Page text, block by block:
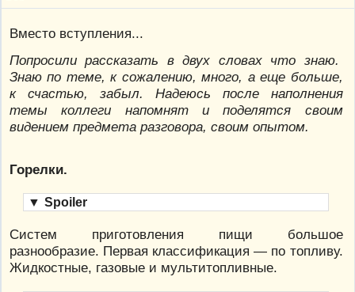
Вместо вступления...
Попросили рассказать в двух словах что знаю.
Знаю по теме, к сожалению, много, а еще больше,
к счастью, забыл. Надеюсь после наполнения
темы коллеги напомнят и поделятся своим
видением предмета разговора, своим опытом.
Горелки.
▼ Spoiler
Систем приготовления пищи большое
разнообразие. Первая классификация — по топливу.
Жидкостные, газовые и мультитопливные.